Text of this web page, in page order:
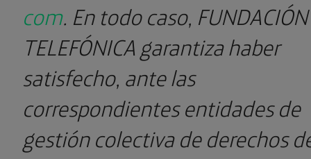
com. En todo caso, FUNDACIÓN
TELEFÓNICA garantiza haber
satisfecho, ante las
correspondientes entidades de
gestión colectiva de derechos